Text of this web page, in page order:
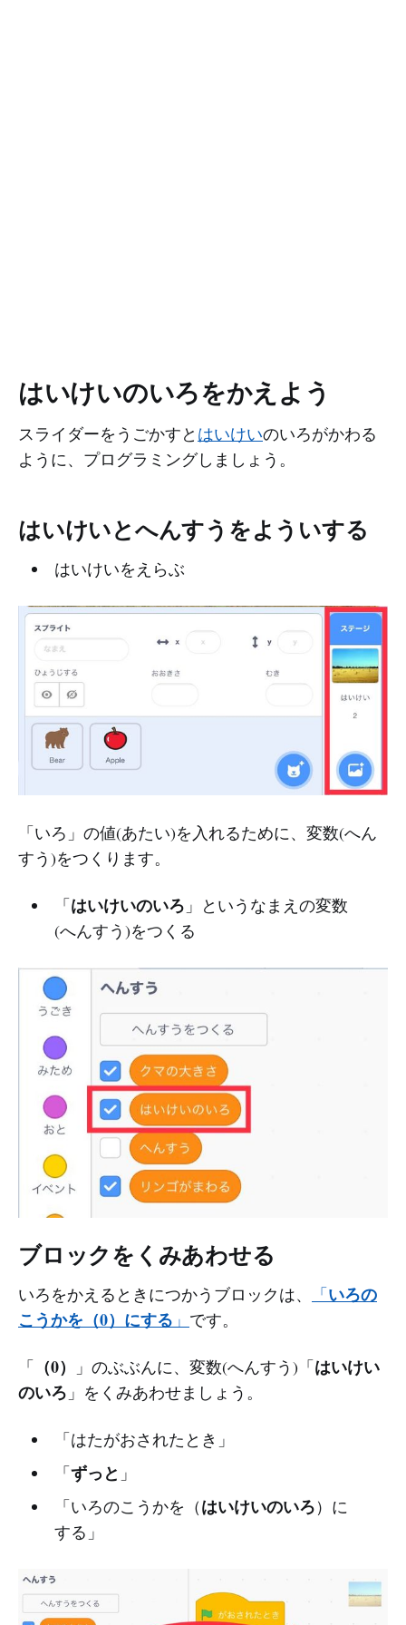
はいけいのいろをかえよう
スライダーをうごかすと はいけいのいろがかわる
ように、プログラミングしましょう。
はいけいとへんすうをよういする
はいけいをえらぶ
「いろ」の値(あたい)を入れるために、変数(へん
すう)をつくります。
「はいけいのいろ 」というなまえの変数
(へんすう)をつくる
ブロックをくみあわせる
いろをかえるときにつかうブロックは、 「いろの
こうかを（0）にする 」 です。
「 （0） 」のぶぶんに、変数(へんすう)「はいけい
のいろ 」をくみあわせましょう。
「はたがおされたとき」
「ずっと 」
「いろのこうかを（はいけいのいろ）に
する」